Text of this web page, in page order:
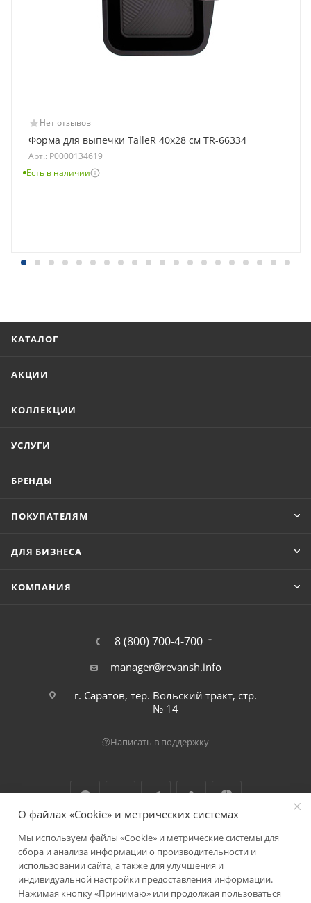
Нет отзывов
Форма для выпечки TalleR 40х28 см TR-66334
Арт.: Р0000134619
Есть в наличии
КАТАЛОГ
АКЦИИ
КОЛЛЕКЦИИ
УСЛУГИ
БРЕНДЫ
ПОКУПАТЕЛЯМ
ДЛЯ БИЗНЕСА
КОМПАНИЯ
8 (800) 700-4-700
manager@revansh.info
г. Саратов, тер. Вольский тракт, стр.
№ 14
Написать в поддержку
2026 © ООО "Реванш"
О файлах «Cookie» и метрических системах
Мы используем файлы «Cookie» и метрические системы для
сбора и анализа информации о производительности и
использовании сайта, а также для улучшения и
индивидуальной настройки предоставления информации.
Нажимая кнопку «Принимаю» или продолжая пользоваться